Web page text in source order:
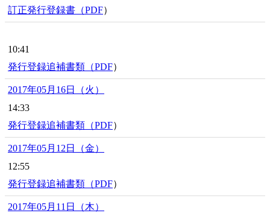
訂正発行登録書（PDF）
10:41
発行登録追補書類（PDF）
2017年05月16日（火）
14:33
発行登録追補書類（PDF）
2017年05月12日（金）
12:55
発行登録追補書類（PDF）
2017年05月11日（木）